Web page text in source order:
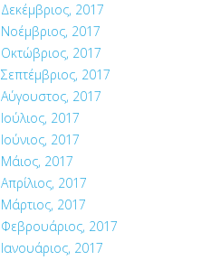
Δεκέμβριος, 2017
Νοέμβριος, 2017
Οκτώβριος, 2017
Σεπτέμβριος, 2017
Αύγουστος, 2017
Ιούλιος, 2017
Ιούνιος, 2017
Μάιος, 2017
Απρίλιος, 2017
Μάρτιος, 2017
Φεβρουάριος, 2017
Ιανουάριος, 2017